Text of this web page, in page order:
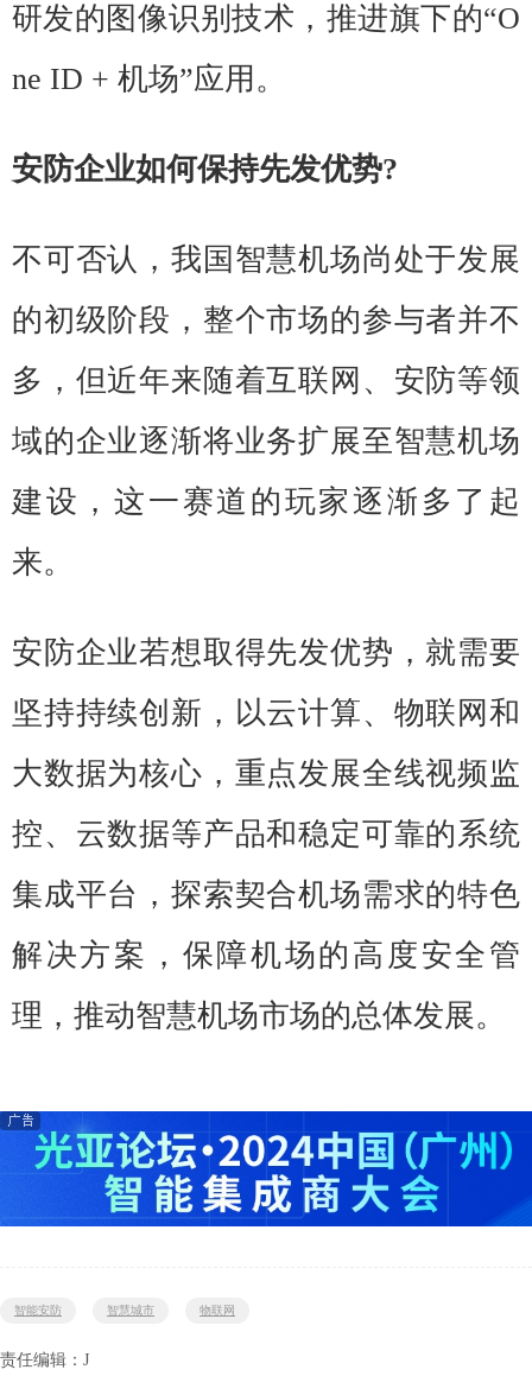
研发的图像识别技术，推进旗下的“O
ne ID + 机场”应用。
安防企业如何保持先发优势?
不可否认，我国智慧机场尚处于发展
的初级阶段，整个市场的参与者并不
多，但近年来随着互联网、安防等领
域的企业逐渐将业务扩展至智慧机场
建设，这一赛道的玩家逐渐多了起
来。
安防企业若想取得先发优势，就需要
坚持持续创新，以云计算、物联网和
大数据为核心，重点发展全线视频监
控、云数据等产品和稳定可靠的系统
集成平台，探索契合机场需求的特色
解决方案，保障机场的高度安全管
理，推动智慧机场市场的总体发展。
智能安防 智慧城市 物联网
责任编辑：J